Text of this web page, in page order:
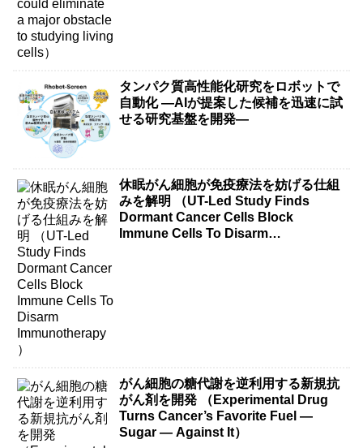
タンパク質高性能化研究をロボットで
自動化 ―AIが提案した候補を迅速に試
せる研究基盤を開発―
休眠がん細胞が免疫療法を妨げる仕組
みを解明 （UT-Led Study Finds
Dormant Cancer Cells Block
Immune Cells To Disarm
がん細胞の糖代謝を逆利用する新規抗
がん剤を開発 （Experimental Drug
Turns Cancer’s Favorite Fuel —
Sugar — Against It）